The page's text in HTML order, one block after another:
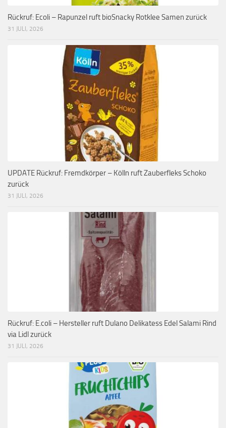
Rückruf: Ecoli – Rapunzel ruft bioSnacky Rotklee Samen zurück
31 JULI, 2026
UPDATE Rückruf: Fremdkörper – Kölln ruft Zauberfleks Schoko
zurück
31 JULI, 2026
Rückruf: E.coli – Hersteller ruft Dulano Delikatess Edel Salami Rind
via Lidl zurück
31 JULI, 2026